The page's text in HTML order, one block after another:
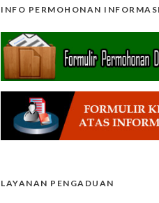
INFO PERMOHONAN INFORMASI
LAYANAN PENGADUAN